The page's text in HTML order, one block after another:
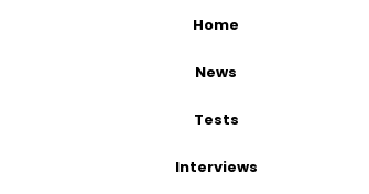
Home
News
Tests
Interviews